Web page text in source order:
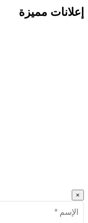
إعلانات مميزة
×
Name